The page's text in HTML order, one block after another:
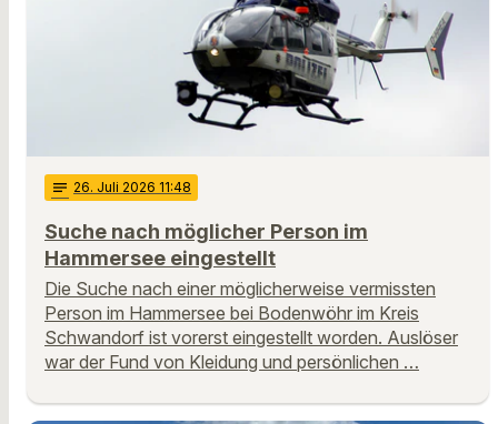
notes 26. Juli 2026 11:48
Suche nach möglicher Person im
Hammersee eingestellt
Die Suche nach einer möglicherweise vermissten
Person im Hammersee bei Bodenwöhr im Kreis
Schwandorf ist vorerst eingestellt worden. Auslöser
war der Fund von Kleidung und persönlichen …